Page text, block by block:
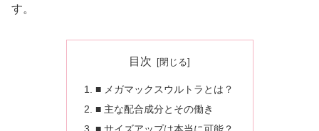
す。
目次
■ メガマックスウルトラとは？
■ 主な配合成分とその働き